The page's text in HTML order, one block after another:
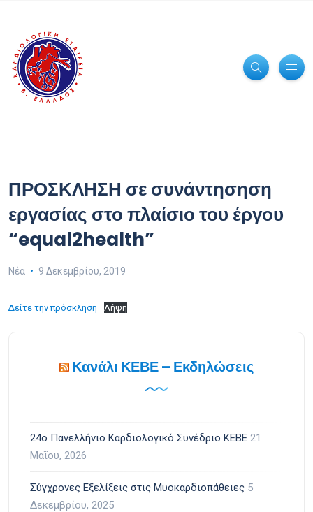
ΠΡΟΣΚΛΗΣΗ σε συνάντησηση
εργασίας στο πλαίσιο του έργου
“equal2health”
Νέα 9 Δεκεμβρίου, 2019
Δείτε την πρόσκληση Λήψη
Κανάλι ΚΕΒΕ – Εκδηλώσεις
24ο Πανελλήνιο Καρδιολογικό Συνέδριο ΚΕΒΕ 21
Μαΐου, 2026
Σύγχρονες Εξελίξεις στις Μυοκαρδιοπάθειες 5
Δεκεμβρίου, 2025